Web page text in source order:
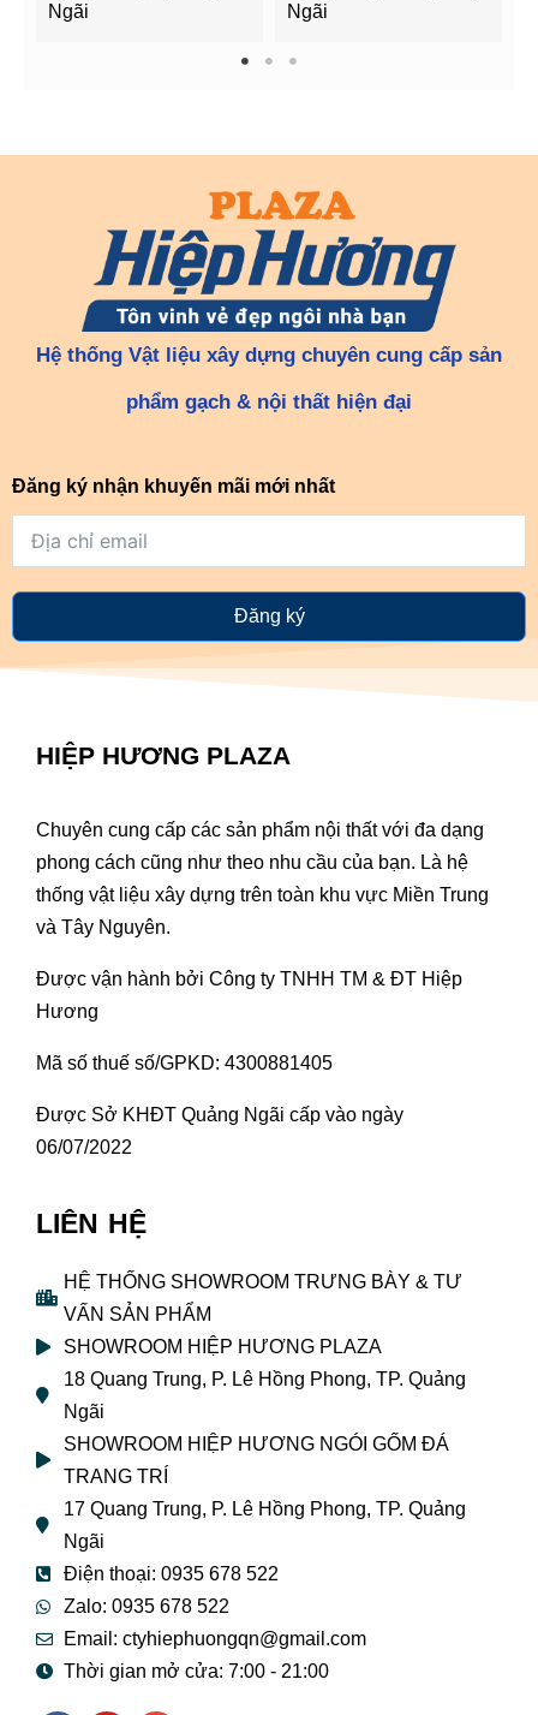
Ngãi
Ngãi
1 2 3
Hệ thống Vật liệu xây dựng chuyên cung cấp sản
phẩm gạch & nội thất hiện đại
Đăng ký nhận khuyến mãi mới nhất
Đăng ký
HIỆP HƯƠNG PLAZA
Chuyên cung cấp các sản phẩm nội thất với đa dạng
phong cách cũng như theo nhu cầu của bạn. Là hệ
thống vật liệu xây dựng trên toàn khu vực Miền Trung
và Tây Nguyên.
Được vận hành bởi Công ty TNHH TM & ĐT Hiệp
Hương
Mã số thuế số/GPKD: 4300881405
Được Sở KHĐT Quảng Ngãi cấp vào ngày
06/07/2022
LIÊN HỆ
HỆ THỐNG SHOWROOM TRƯNG BÀY & TƯ
VẤN SẢN PHẨM
SHOWROOM HIỆP HƯƠNG PLAZA
18 Quang Trung, P. Lê Hồng Phong, TP. Quảng
Ngãi
SHOWROOM HIỆP HƯƠNG NGÓI GỐM ĐÁ
TRANG TRÍ
17 Quang Trung, P. Lê Hồng Phong, TP. Quảng
Ngãi
Điện thoại: 0935 678 522
Zalo: 0935 678 522
Email: ctyhiephuongqn@gmail.com
Thời gian mở cửa: 7:00 - 21:00